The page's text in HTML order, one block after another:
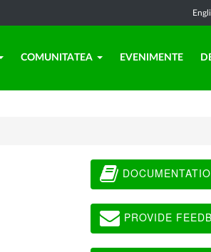
COMUNITATEA EVENIMENTE
PROVIDE